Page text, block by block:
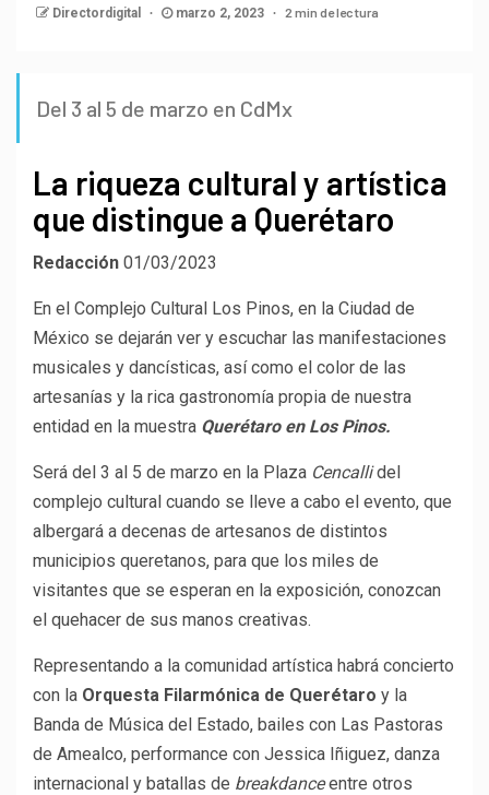
Directordigital marzo 2, 2023 2 min de lectura
Del 3 al 5 de marzo en CdMx
La riqueza cultural y artística
que distingue a Querétaro
Redacción 01/03/2023
En el Complejo Cultural Los Pinos, en la Ciudad de
México se dejarán ver y escuchar las manifestaciones
musicales y dancísticas, así como el color de las
artesanías y la rica gastronomía propia de nuestra
entidad en la muestra Querétaro en Los Pinos.
Será del 3 al 5 de marzo en la Plaza Cencallidel
complejo cultural cuando se lleve a cabo el evento, que
albergará a decenas de artesanos de distintos
municipios queretanos, para que los miles de
visitantes que se esperan en la exposición, conozcan
el quehacer de sus manos creativas.
Representando a la comunidad artística habrá concierto
con la Orquesta Filarmónica de Querétaro y la
Banda de Música del Estado, bailes con Las Pastoras
de Amealco, performance con Jessica Iñiguez, danza
internacional y batallas de breakdanceentre otros